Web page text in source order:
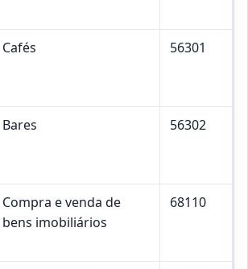
Cafés 56301
Bares 56302
Compra e venda de
bens imobiliários
68110